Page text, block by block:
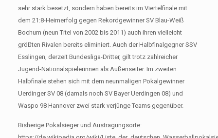
sehr stark besetzt, sondern haben bereits im Viertelfinale mit
dem 21:8-Heimerfolg gegen Rekordgewinner SV Blau-Weiß
Bochum (neun Titel von 2002 bis 2011) auch ihren vielleicht
größten Rivalen bereits eliminiert. Auch der Halbfinalgegner SSV
Esslingen, derzeit Bundesliga-Dritter, gilt trotz zahlreicher
Jugend-Nationalspielerinnen als Außenseiter. Im zweiten
Halbfinale stehen sich mit dem neunmaligen Pokalgewinner
Uerdinger SV 08 (damals noch SV Bayer Uerdingen 08) und
Waspo 98 Hannover zwei stark verjünge Teams gegenüber.
Bisherige Pokalsieger und Austragungsorte: